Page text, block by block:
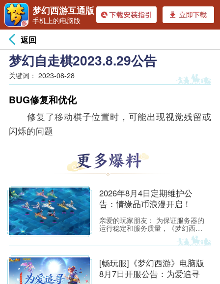
返回
梦幻自走棋2023.8.29公告
关键词： 2023-08-28
BUG修复和优化
修复了移动棋子位置时，可能出现视觉残留或
闪烁的问题
2026年8月4日定期维护公
告：情缘晶币浪漫开启！
亲爱的玩家朋友： 为保证服务器的
运行稳定和服务质量，《梦幻西
游》所有服务器将于2026年8月4日
上午8:00停机，进行每周例行的维
至9:30，请各位玩家相互转告，并
提前留意游戏时间，以免造成不必
要的损失。
[畅玩服]《梦幻西游》电脑版
8月7日开服公告：为爱追寻
梦幻西游互通版
手机上的电脑版